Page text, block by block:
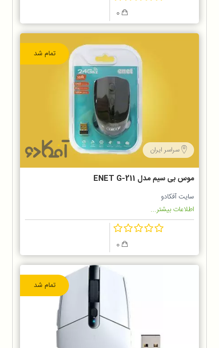
تمام شد
سراسر ایران
موس بی سیم مدل ENET G-211
سایت آفکادو
اطلاعات بیشتر...
تمام شد